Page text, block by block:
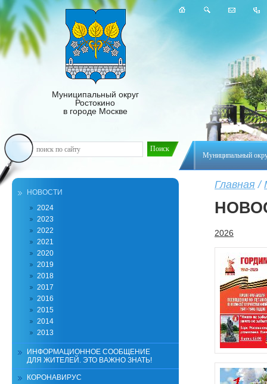
Муниципальный
Муниципальный округ
Ростокино
в городе Москве
Главная /
2026
НОВОСТИ
2024
2023
2022
2021
2020
2019
2018
2017
2016
2015
2014
2013
ИНФОРМАЦИОННОЕ СООБЩЕНИЕ
ДЛЯ ЖИТЕЛЕЙ. ЭТО ВАЖНО ЗНАТЬ!
КОРОНАВИРУС